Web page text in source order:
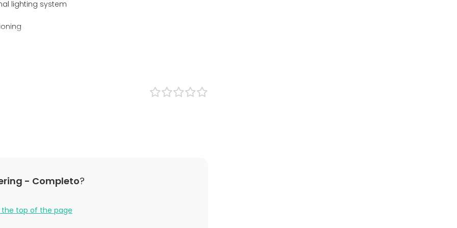
lighting system
hall
- Completo?
the top of the page